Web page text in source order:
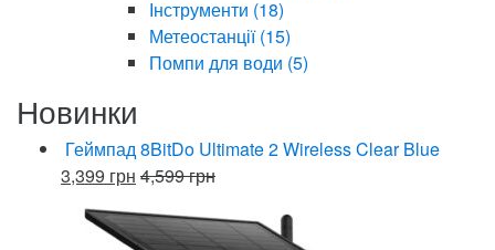
Інструменти (18)
Метеостанції(15)
Помпи для води (5)
Новинки
Геймпад 8BitDo Ultimate 2 Wireless Clear Blue
3,399 грн 4,599грн